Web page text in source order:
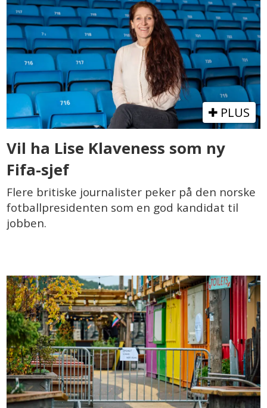
PLUS
Vil ha Lise Klaveness som ny
Fifa-sjef
Flere britiske journalister peker på den norske
fotballpresidenten som en god kandidat til
jobben.